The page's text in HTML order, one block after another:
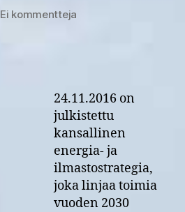
Ei kommentteja
energia-
ja
ilmastotoimet
vuoteen
2030
ja
eteenpäin
24.11.2016 on
julkistettu
kansallinen
energia- ja
ilmastostrategia,
joka linjaa toimia
vuoden 2030